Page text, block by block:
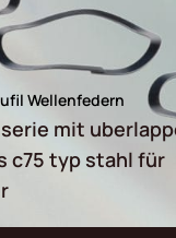
Wellenfedern
mit
c75 typ stahl für